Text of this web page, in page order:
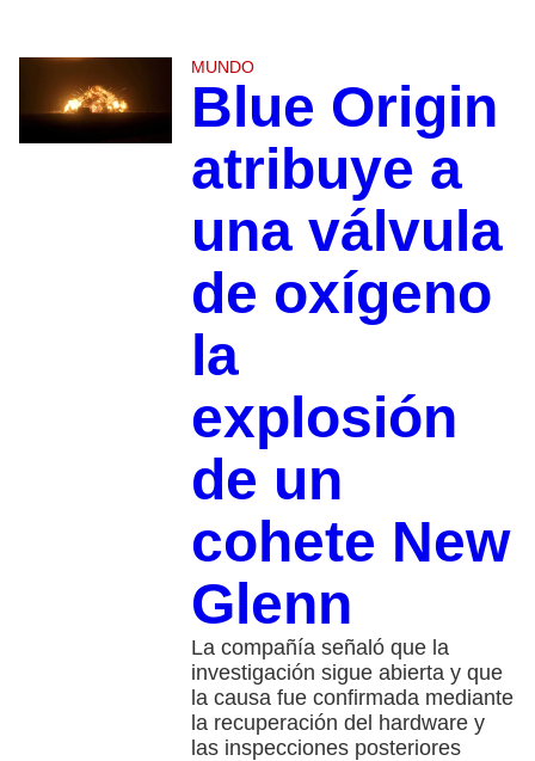
MUNDO
Blue Origin
atribuye a
una válvula
de oxígeno
la
explosión
de un
cohete New
Glenn
La compañía señaló que la
investigación sigue abierta y que
la causa fue confirmada mediante
la recuperación del hardware y
las inspecciones posteriores